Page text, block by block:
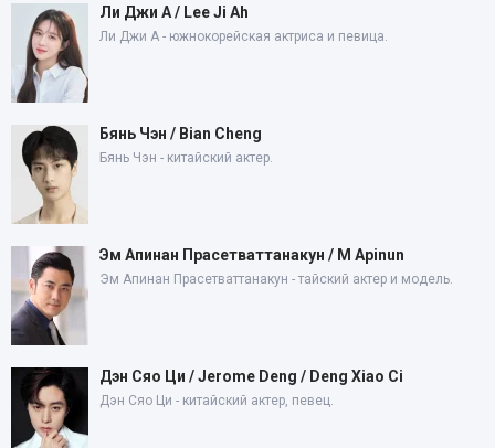
Ли Джи А / Lee Ji Ah
Ли Джи А - южнокорейская актриса и певица.
Бянь Чэн / Bian Cheng
Бянь Чэн - китайский актер.
Эм Апинан Прасетваттанакун / M Apinun
Эм Апинан Прасетваттанакун - тайский актер и модель.
Дэн Сяо Ци / Jerome Deng / Deng Xiao Ci
Дэн Сяо Ци - китайский актер, певец.